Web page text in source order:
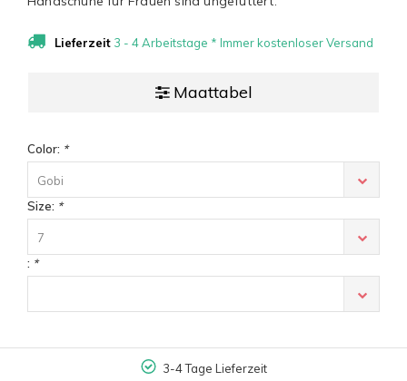
Lieferzeit 3 - 4 Arbeitstage * Immer kostenloser Versand
Maattabel
Color: *
Gobi
Size: *
7
: *
3-4 Tage Lieferzeit